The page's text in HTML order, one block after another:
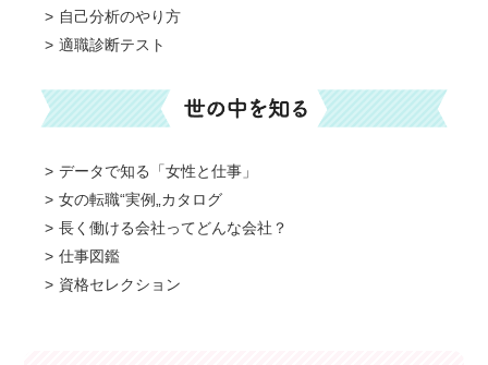
自己分析のやり方
適職診断テスト
データで知る「女性と仕事」
女の転職“実例„カタログ
長く働ける会社ってどんな会社？
仕事図鑑
資格セレクション